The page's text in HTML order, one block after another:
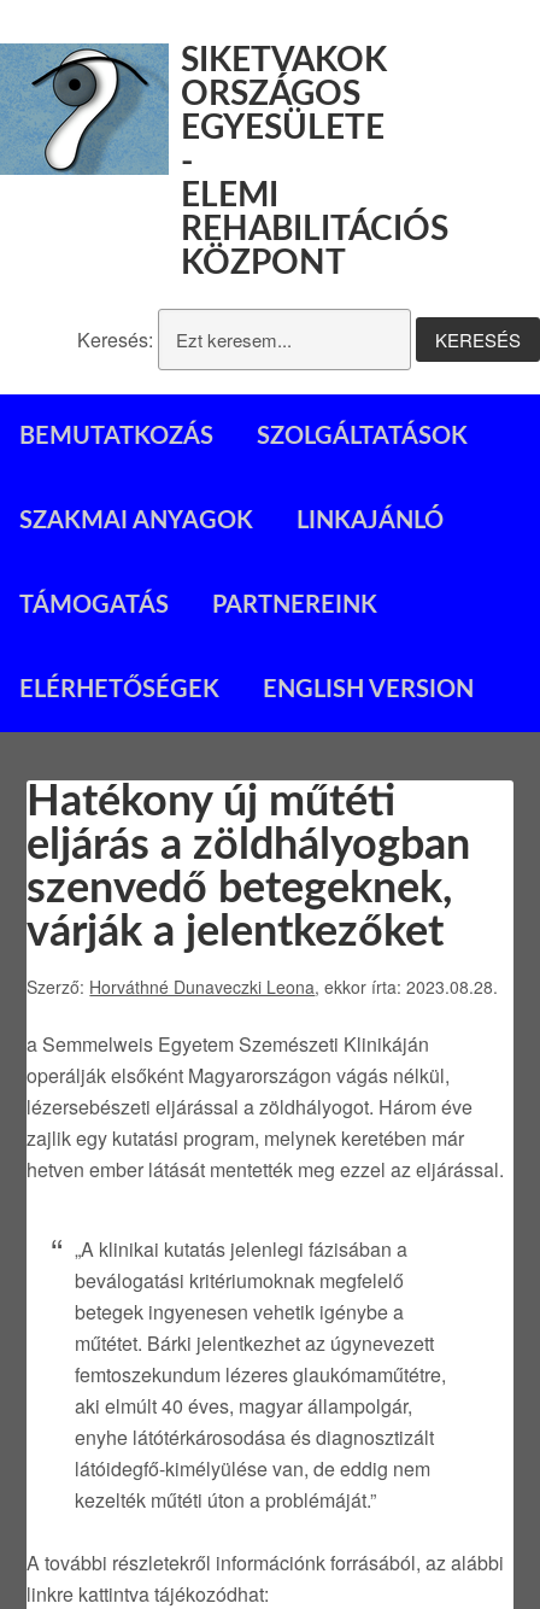
SIKETVAKOK
ORSZÁGOS
EGYESÜLETE
-
ELEMI
REHABILITÁCIÓS
KÖZPONT
Keresés:
BEMUTATKOZÁS SZOLGÁLTATÁSOK
SZAKMAI ANYAGOK LINKAJÁNLÓ
TÁMOGATÁS PARTNEREINK
ELÉRHETŐSÉGEK ENGLISH VERSION
Hatékony új műtéti
eljárás a zöldhályogban
szenvedő betegeknek,
várják a jelentkezőket
Szerző: Horváthné Dunaveczki Leona, ekkor írta: 2023.08.28.
a Semmelweis Egyetem Szemészeti Klinikáján
operálják elsőként Magyarországon vágás nélkül,
lézersebészeti eljárással a zöldhályogot. Három éve
zajlik egy kutatási program, melynek keretében már
hetven ember látását mentették meg ezzel az eljárással.
„A klinikai kutatás jelenlegi fázisában a
beválogatási kritériumoknak megfelelő
betegek ingyenesen vehetik igénybe a
műtétet. Bárki jelentkezhet az úgynevezett
femtoszekundum lézeres glaukómaműtétre,
aki elmúlt 40 éves, magyar állampolgár,
enyhe látótérkárosodása és diagnosztizált
látóidegfő-kimélyülése van, de eddig nem
kezelték műtéti úton a problémáját.”
A további részletekről információnk forrásából, az alábbi
linkre kattintva tájékozódhat: